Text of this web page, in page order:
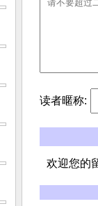
读者暱称:
欢迎您的